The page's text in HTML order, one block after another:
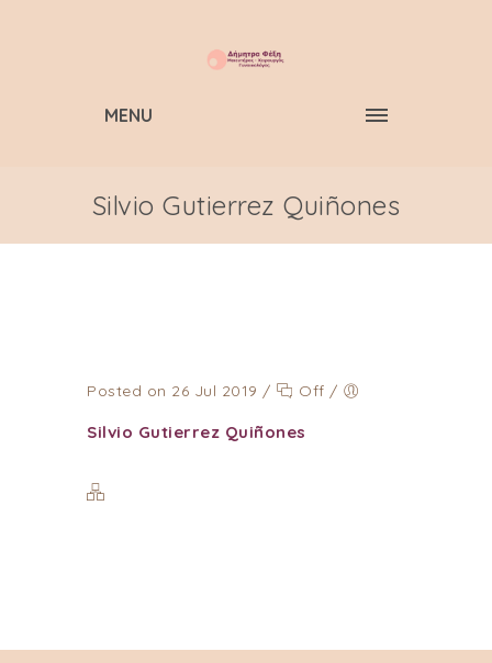
MENU
Silvio Gutierrez Quiñones
Posted on 26 Jul 2019 / Off /
Silvio Gutierrez Quiñones